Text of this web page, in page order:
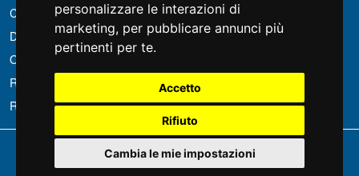
personalizzare le interazioni di
marketing, per pubblicare annunci più
pertinenti per te.
Accetto
Rifiuto
Cambia le mie impostazioni
Chi siamo
Dove siamo
Orari di negozio
Recensioni su Trovaprezzi
Recensioni su Google
Copyright © Fotocolombo Srl - Viale Verdi 95 - 23807 Merate (LC) - P. Iva
03298370135 - SDI: M5UXCR1